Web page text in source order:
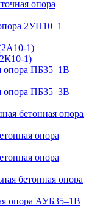
опора
2УП10–1
1)
1)
опора ПБ35–1В
опора ПБ35–3В
бетонная опора
опора
опора
бетонная опора
опора АУБ35–1В